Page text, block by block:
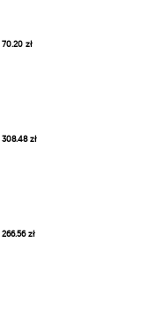
70.20 zł
308.48 zł
266.56 zł